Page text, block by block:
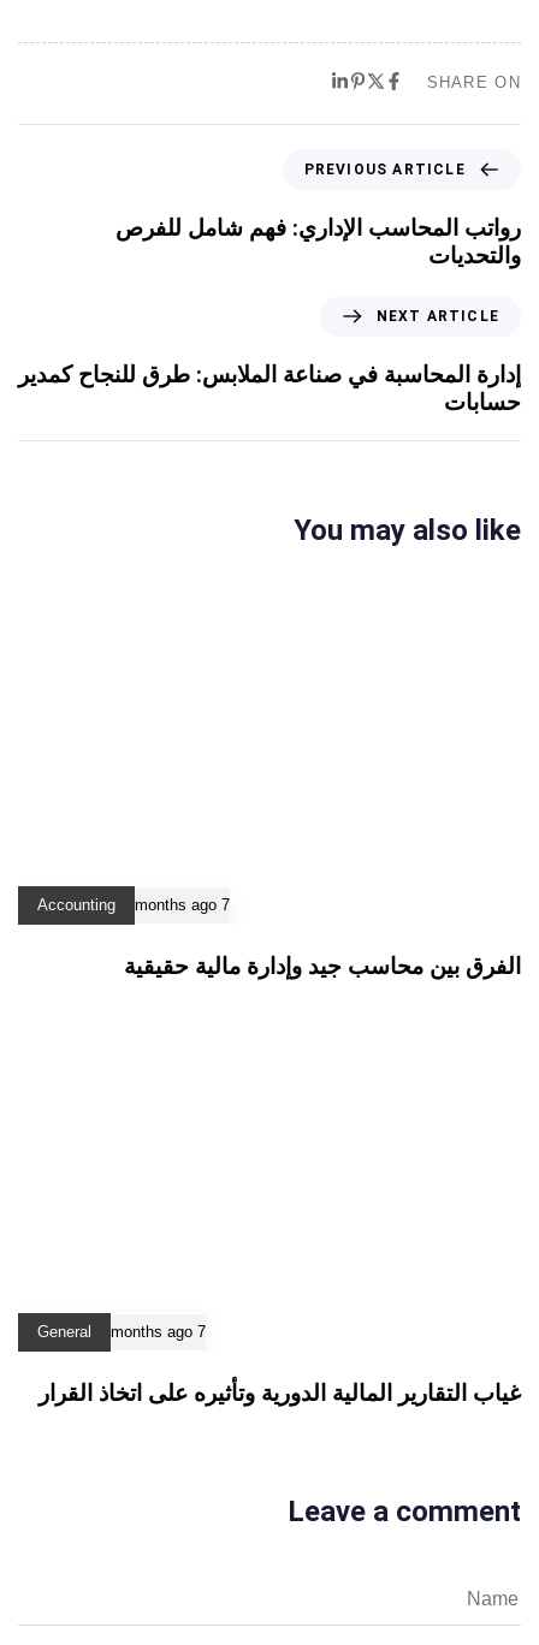
SHARE ON
PREVIOUS ARTICLE
رواتب المحاسب الإداري: فهم شامل للفرص
والتحديات
NEXT ARTICLE
إدارة المحاسبة في صناعة الملابس: طرق للنجاح كمدير
حسابات
You may also like
7 months ago
Accounting
الفرق بين محاسب جيد وإدارة مالية حقيقية
7 months ago
General
غياب التقارير المالية الدورية وتأثيره على اتخاذ القرار
Leave a comment